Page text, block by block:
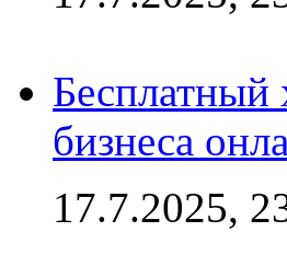
Бесплатный
бизнеса
17.7.2025,